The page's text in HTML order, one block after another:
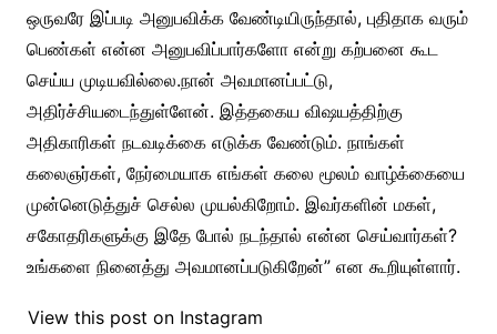
ஒருவரே இப்படி அனுபவிக்க வேண்டியிருந்தால், புதிதாக வரும்
பெண்கள் என்ன அனுபவிப்பார்களோ என்று கற்பனை கூட
செய்ய முடியவில்லை.நான் அவமானப்பட்டு,
அதிர்ச்சியடைந்துள்ளேன். இத்தகைய விஷயத்திற்கு
அதிகாரிகள் நடவடிக்கை எடுக்க வேண்டும். நாங்கள்
கலைஞர்கள், நேர்மையாக எங்கள் கலை மூலம் வாழ்க்கையை
முன்னெடுத்துச் செல்ல முயல்கிறோம். இவர்களின் மகள்,
சகோதரிகளுக்கு இதே போல் நடந்தால் என்ன செய்வார்கள்?
உங்களை நினைத்து அவமானப்படுகிறேன்” என கூறியுள்ளார்.
View this post on Instagram